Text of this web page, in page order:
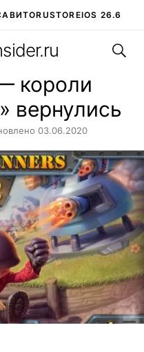
АВИТОRUSTOREIOS 26.6
ЧАТ В ROBLOX
короли
вернулись
03.06.2020